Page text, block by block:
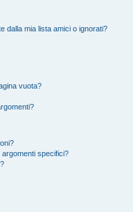
dalla mia lista amici o ignorati?
vuota?
specifici?